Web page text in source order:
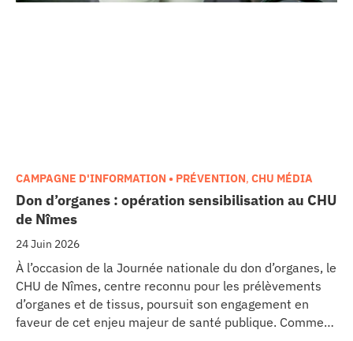
Don d’organes : opération sensibilisation au CHU
de Nîmes
24 Juin 2026
CAMPAGNE D'INFORMATION • PRÉVENTION, CHU MÉDIA
À l’occasion de la Journée nationale du don d’organes, le
CHU de Nîmes, centre reconnu pour les prélèvements
d’organes et de tissus, poursuit son engagement en
faveur de cet enjeu majeur de santé publique. Comme